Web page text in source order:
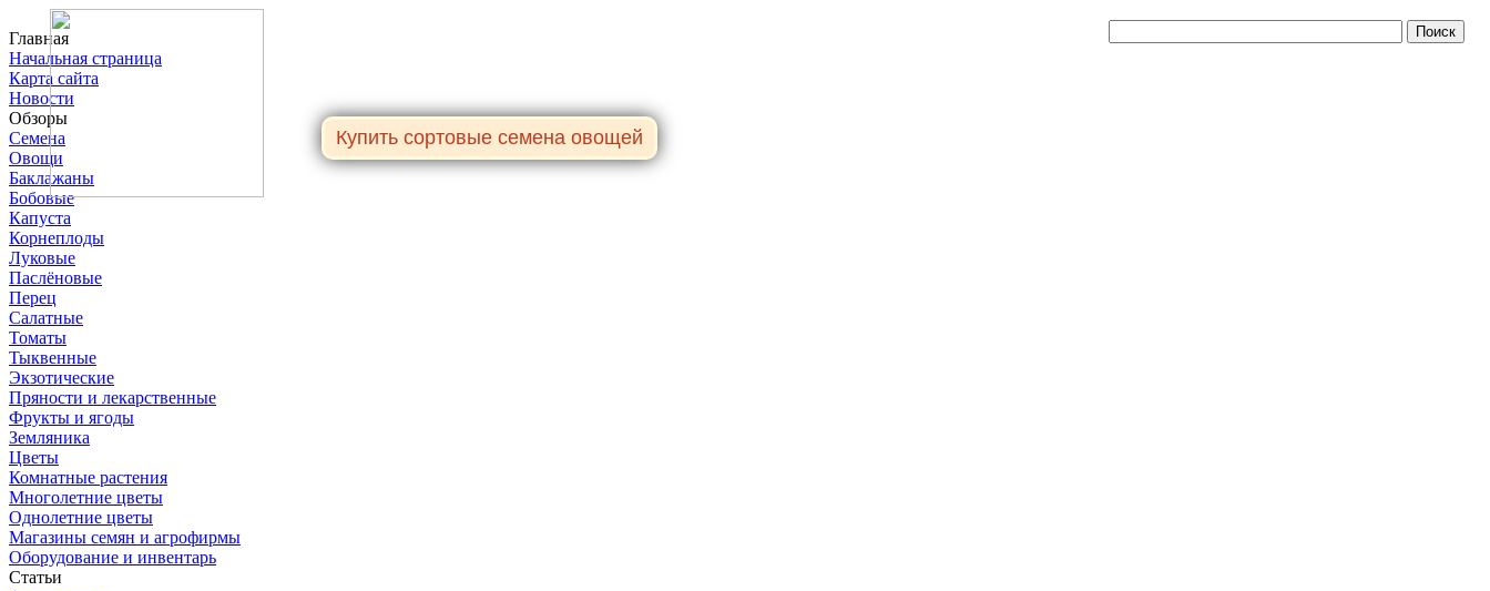
Главная
Начальная страница
Карта сайта
Новости
Обзоры
Семена
Овощи
Баклажаны
Бобовые
Капуста
Корнеплоды
Луковые
Паслёновые
Перец
Салатные
Томаты
Тыквенные
Экзотические
Пряности и лекарственные
Фрукты и ягоды
Земляника
Цветы
Комнатные растения
Многолетние цветы
Однолетние цветы
Магазины семян и агрофирмы
Оборудование и инвентарь
Статьи